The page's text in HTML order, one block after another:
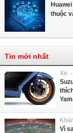
thuộc
Tin mới nhất
Xe
Vì